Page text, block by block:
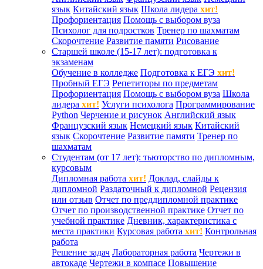
язык Китайский язык Школа лидера хит!
Профориентация Помощь с выбором вуза
Психолог для подростков Тренер по шахматам
Скорочтение Развитие памяти Рисование
Старшей школе (15-17 лет): подготовка к
экзаменам
Обучение в колледже Подготовка к ЕГЭ хит!
Пробный ЕГЭ Репетиторы по предметам
Профориентация Помощь с выбором вуза Школа
лидера хит! Услуги психолога Программирование
Python Черчение и рисунок Английский язык
Французский язык Немецкий язык Китайский
язык Скорочтение Развитие памяти Тренер по
шахматам
Студентам (от 17 лет): тьюторство по дипломным,
курсовым
Дипломная работа хит! Доклад, слайды к
дипломной Раздаточный к дипломной Рецензия
или отзыв Отчет по преддипломной практике
Отчет по производственной практике Отчет по
учебной практике Дневник, характеристика с
места практики Курсовая работа хит! Контрольная
работа
Решение задач Лабораторная работа Чертежи в
автокаде Чертежи в компасе Повышение